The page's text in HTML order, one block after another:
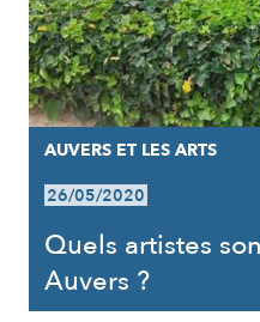
AUVERS ET LES ARTS
26/05/2020
Quels artistes
Auvers ?